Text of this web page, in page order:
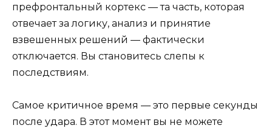
префронтальный кортекс — та часть, которая
отвечает за логику, анализ и принятие
взвешенных решений — фактически
отключается. Вы становитесь слепы к
последствиям.
Самое критичное время — это первые секунды
после удара. В этот момент вы не можете